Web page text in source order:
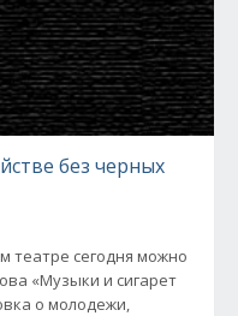
без черных
театре сегодня можно
«Музыки и сигарет
о молодежи,